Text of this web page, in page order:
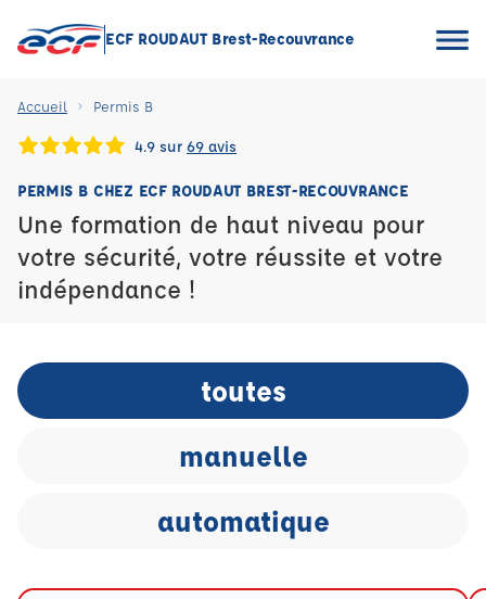
ECF ROUDAUT Brest-Recouvrance
Accueil Permis B
4.9 sur 69 avis
PERMIS B CHEZ ECF ROUDAUT BREST-RECOUVRANCE
Une formation de haut niveau pour
votre sécurité, votre réussite et votre
indépendance !
toutes
manuelle
automatique